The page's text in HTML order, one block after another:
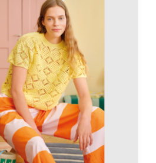
AL CARRITO
/